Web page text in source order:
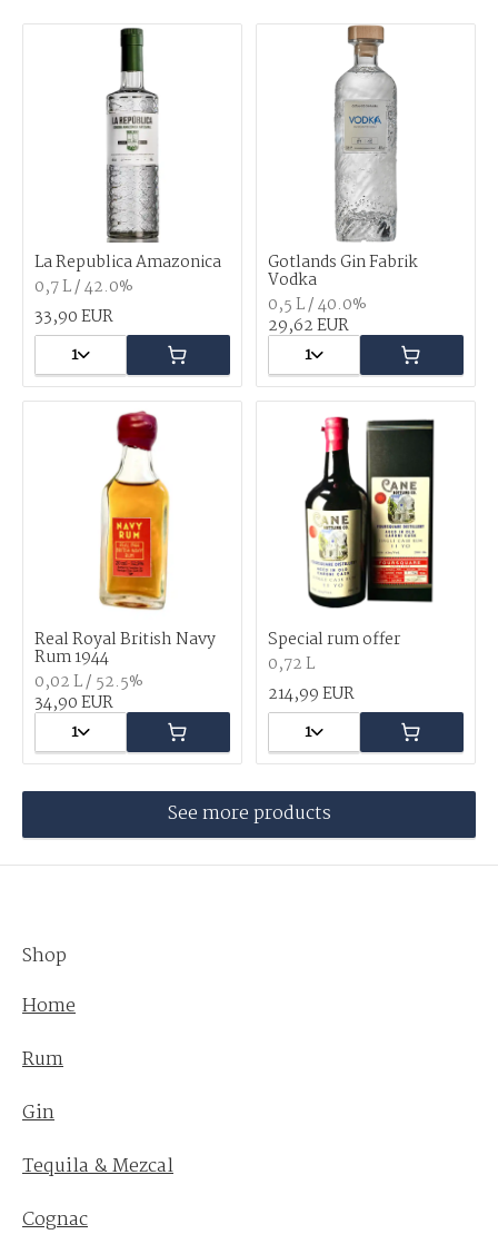
La Republica Amazonica
0,7 L / 42.0%
33,90 EUR
1
Gotlands Gin Fabrik
Vodka
0,5 L / 40.0%
29,62 EUR
1
Real Royal British Navy
Rum 1944
0,02 L / 52.5%
34,90 EUR
1
Special rum offer
0,72 L
214,99 EUR
1
See more products
Shop
Home
Rum
Gin
Tequila & Mezcal
Cognac